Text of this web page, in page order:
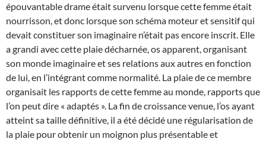
épouvantable drame était survenu lorsque cette femme était
nourrisson, et donc lorsque son schéma moteur et sensitif qui
devait constituer son imaginaire n’était pas encore inscrit. Elle
a grandi avec cette plaie décharnée, os apparent, organisant
son monde imaginaire et ses relations aux autres en fonction
de lui, en l’intégrant comme normalité. La plaie de ce membre
organisait les rapports de cette femme au monde, rapports que
l’on peut dire « adaptés ». La fin de croissance venue, l’os ayant
atteint sa taille définitive, il a été décidé une régularisation de
la plaie pour obtenir un moignon plus présentable et